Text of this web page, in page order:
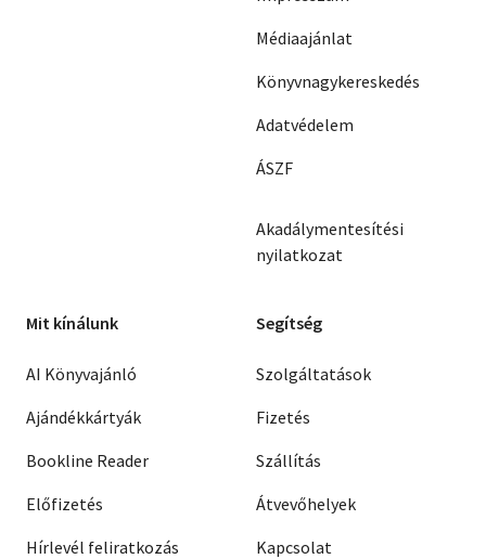
Médiaajánlat
Könyvnagykereskedés
Adatvédelem
ÁSZF
Akadálymentesítési
nyilatkozat
Mit kínálunk
AI Könyvajánló
Ajándékkártyák
Bookline Reader
Előfizetés
Hírlevél feliratkozás
Segítség
Szolgáltatások
Fizetés
Szállítás
Átvevőhelyek
Kapcsolat